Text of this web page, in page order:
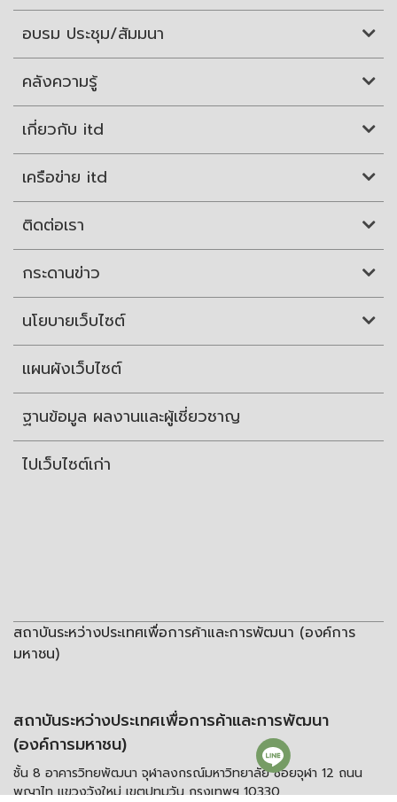
อบรม ประชุม/สัมมนา
คลังความรู้
เกี่ยวกับ itd
เครือข่าย itd
ติดต่อเรา
กระดานข่าว
นโยบายเว็บไซต์
แผนผังเว็บไซต์
ฐานข้อมูล ผลงานและผู้เชี่ยวชาญ
ไปเว็บไซต์เก่า
สถาบันระหว่างประเทศเพื่อการค้าและการพัฒนา (องค์การ
มหาชน)
สถาบันระหว่างประเทศเพื่อการค้าและการพัฒนา
(องค์การมหาชน)
ชั้น 8 อาคารวิทยพัฒนา จุฬาลงกรณ์มหาวิทยาลัย ซอยจุฬา 12 ถนน
พญาไท แขวงวังใหม่ เขตปทุมวัน กรุงเทพฯ 10330